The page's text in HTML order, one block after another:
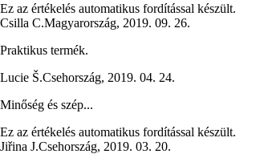
Ez az értékelés automatikus fordítással készült.
Csilla C.Magyarország, 2019. 09. 26.
Praktikus termék.
Lucie Š.Csehország, 2019. 04. 24.
Minőség és szép...
Ez az értékelés automatikus fordítással készült.
Jiřina J.Csehország, 2019. 03. 20.